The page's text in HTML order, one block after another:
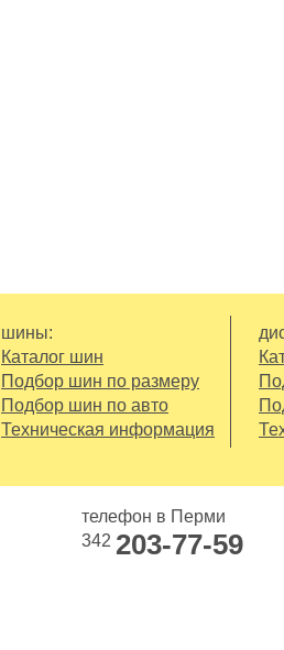
шины:
Каталог шин
Подбор шин по размеру
Подбор шин по авто
Техническая информация
телефон в Перми
342 203-77-59